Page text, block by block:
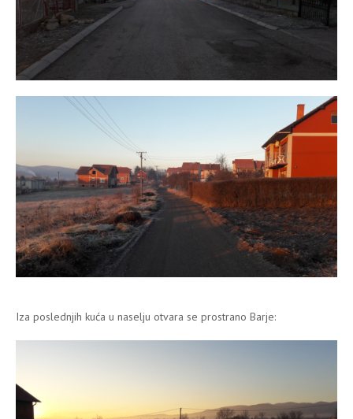
Iza poslednjih kuća u naselju otvara se prostrano Barje: